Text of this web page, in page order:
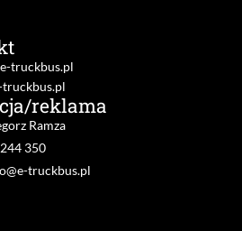
truckbus.pl
truckbus.pl
reklama
Ramza
350
truckbus.pl